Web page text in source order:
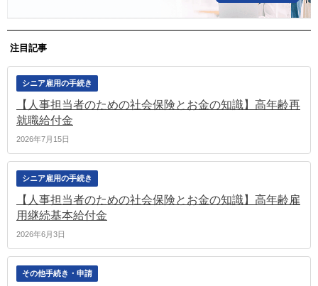
注目記事
シニア雇用の手続き
【人事担当者のための社会保険とお金の知識】高年齢再
就職給付金
2026年7月15日
シニア雇用の手続き
【人事担当者のための社会保険とお金の知識】高年齢雇
用継続基本給付金
2026年6月3日
その他手続き・申請